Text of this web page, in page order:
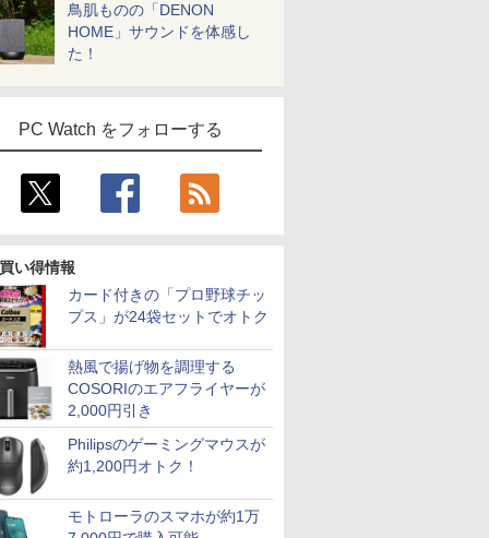
鳥肌ものの「DENON
HOME」サウンドを体感し
た！
PC Watch をフォローする
い得情報
カード付きの「プロ野球チッ
プス」が24袋セットでオトク
熱風で揚げ物を調理する
COSORIのエアフライヤーが
2,000円引き
Philipsのゲーミングマウスが
約1,200円オトク！
モトローラのスマホが約1万